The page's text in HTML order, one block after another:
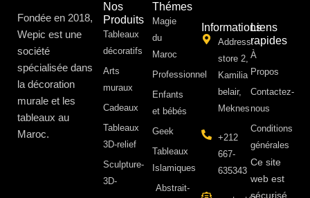
Fondée en 2018,
Wepic est une
société
spécialisée dans
la décoration
murale et les
tableaux au
Maroc.
Nos
Produits
Tableaux
décoratifs
Arts
muraux
Cadeaux
Tableaux
3D-relief
Sculpture-
3D-
Thémes
Magie
du
Maroc
Professionnel
Enfants
et bébés
Geek
Tableaux
Islamiques
Abstrait-
Informations
Address:
store 2,
Kamilia
belair,
Meknes
+212
667-
635343
Liens
rapides
À
Propos ​
Contactez-
nous
Conditions
générales
Ce site
web est
sécurisé